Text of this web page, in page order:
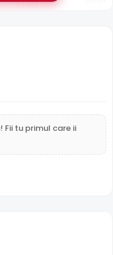
PFM920I-
Retea
24 luni 24 luni
Fii tu primul care ii